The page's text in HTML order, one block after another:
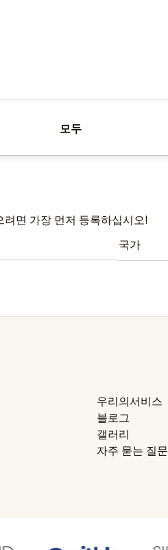
모두
면 가장 먼저 등록하십시오!
국가
우리의서비스
블로그
갤러리
자주 묻는 질문